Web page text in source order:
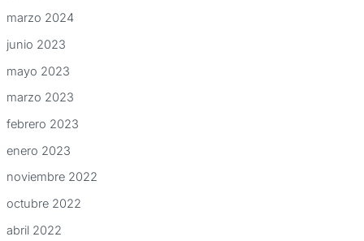
marzo 2024
junio 2023
mayo 2023
marzo 2023
febrero 2023
enero 2023
noviembre 2022
octubre 2022
abril 2022